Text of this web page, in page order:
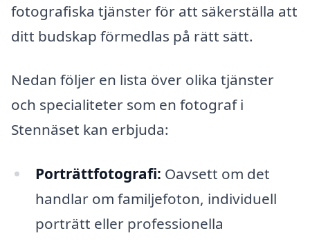
fotografiska tjänster för att säkerställa att
ditt budskap förmedlas på rätt sätt.
Nedan följer en lista över olika tjänster
och specialiteter som en fotograf i
Stennäset kan erbjuda:
Porträttfotografi: Oavsett om det
handlar om familjefoton, individuell
porträtt eller professionella